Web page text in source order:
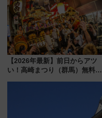
【2026年最新】前日からアツ
い！高崎まつり（群馬）無料観